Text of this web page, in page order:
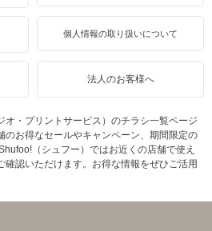
個人情報の取り扱いについて
法人のお客様へ
オ・プリントサービス）のチラシ一覧ページ
のお得なセールやキャンペーン、期間限定の
（シュフー）ではお近くの店舗で使え
確認いただけます。お得な情報をぜひご活用